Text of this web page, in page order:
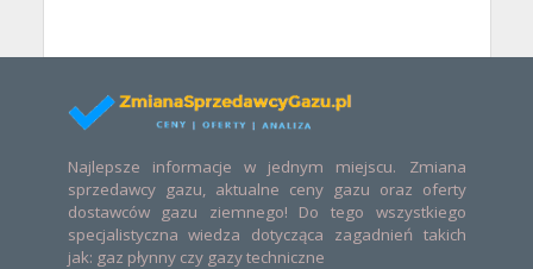
Najlepsze informacje w jednym miejscu. Zmiana
sprzedawcy gazu, aktualne ceny gazu oraz oferty
dostawców gazu ziemnego! Do tego wszystkiego
specjalistyczna wiedza dotycząca zagadnień takich
jak: gaz płynny czy gazy techniczne